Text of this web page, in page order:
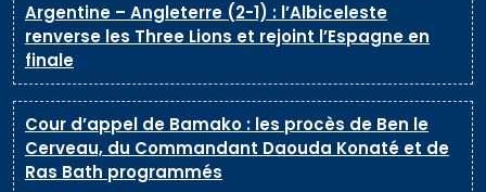
Argentine – Angleterre (2-1) : l’Albiceleste
renverse les Three Lions et rejoint l’Espagne en
finale
Cour d’appel de Bamako : les procès de Ben le
Cerveau, du Commandant Daouda Konaté et de
Ras Bath programmés